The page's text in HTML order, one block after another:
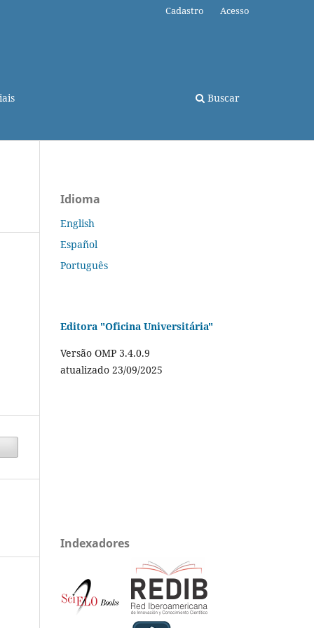
Buscar
Cadastro Acesso
Idioma
English
Español
Português
Editora "Oficina Universitária"
Versão OMP 3.4.0.9
atualizado 23/09/2025
Indexadores